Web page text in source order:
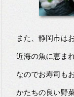
また、静岡市は
近海の魚に恵ま
なのでお寿司も
かたちの良い野